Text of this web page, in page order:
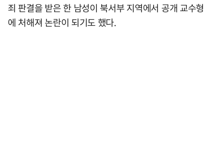
죄 판결을 받은 한 남성이 북서부 지역에서 공개 교수형
에 처해져 논란이 되기도 했다.